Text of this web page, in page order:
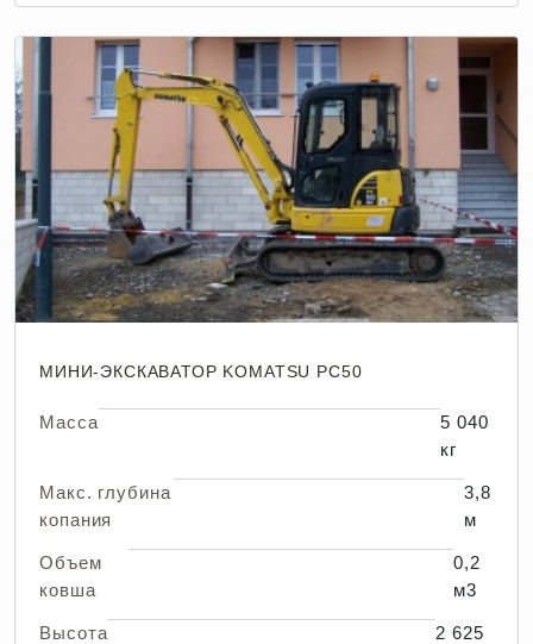
МИНИ-ЭКСКАВАТОР KOMATSU PC50
Масса
5 040
кг
Макс. глубина
копания
3,8
м
Объем
ковша
0,2
м3
Высота
2 625